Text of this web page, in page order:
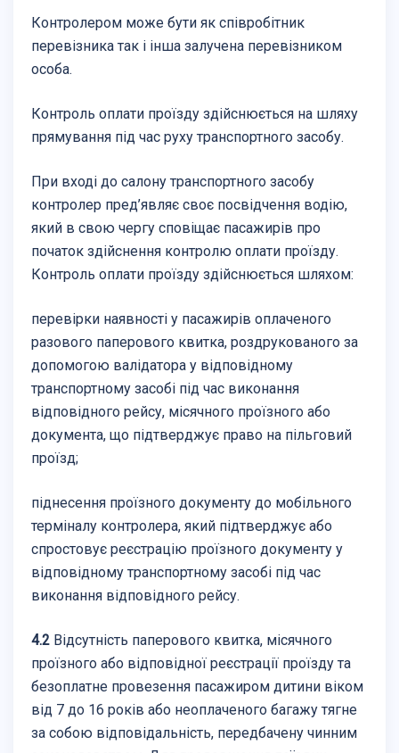
Контролером може бути як співробітник
перевізника так і інша залучена перевізником
особа.
Контроль оплати проїзду здійснюється на шляху
прямування під час руху транспортного засобу.
При вході до салону транспортного засобу
контролер пред’являє своє посвідчення водію,
який в свою чергу сповіщає пасажирів про
початок здійснення контролю оплати проїзду.
Контроль оплати проїзду здійснюється шляхом:
перевірки наявності у пасажирів оплаченого
разового паперового квитка, роздрукованого за
допомогою валідатора у відповідному
транспортному засобі під час виконання
відповідного рейсу, місячного проїзного або
документа, що підтверджує право на пільговий
проїзд;
піднесення проїзного документу до мобільного
терміналу контролера, який підтверджує або
спростовує реєстрацію проїзного документу у
відповідному транспортному засобі під час
виконання відповідного рейсу.
4.2 Відсутність паперового квитка, місячного
проїзного або відповідної реєстрації проїзду та
безоплатне провезення пасажиром дитини віком
від 7 до 16 років або неоплаченого багажу тягне
за собою відповідальність, передбачену чинним